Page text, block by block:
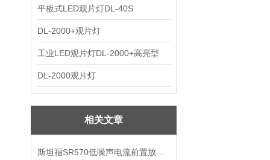
平板式LED观片灯DL-40S
DL-2000+观片灯
工业LED观片灯DL-2000+高亮型
DL-2000观片灯
相关文章